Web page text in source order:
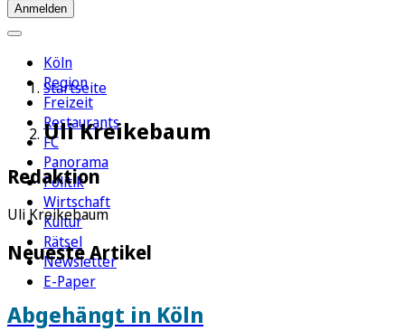
Anmelden
Köln
Region
Freizeit
Restaurants
FC
Panorama
Politik
Wirtschaft
Kultur
Rätsel
Newsletter
E-Paper
Startseite
Uli Kreikebaum
Redaktion
Uli Kreikebaum
Neueste Artikel
Abgehängt in Köln